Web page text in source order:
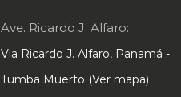
Ave. Ricardo J. Alfaro:
Via Ricardo J. Alfaro, Panamá -
Tumba Muerto (Ver mapa)